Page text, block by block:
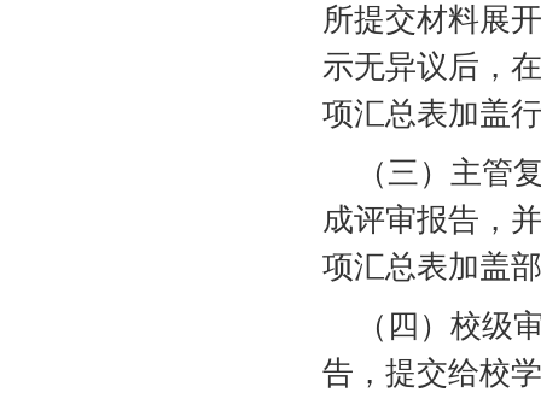
所提交材料展
示无异议后，
项汇总表加盖
（三）主管
成评审报告，
项汇总表加盖
（四）校级
告，提交给校